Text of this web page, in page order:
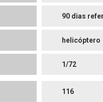
90 dias
helicóptero
1/72
116